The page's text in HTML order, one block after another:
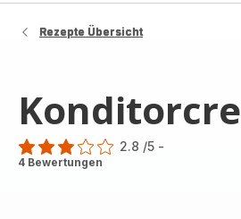
Rezepte Übersicht
ratings.2.8
2.8 /5 -
4 Bewertungen